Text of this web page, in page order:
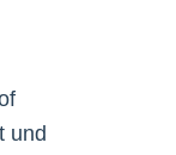
und